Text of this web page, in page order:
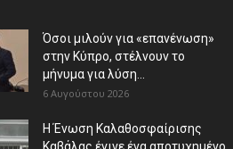
Όσοι μιλούν για «επανένωση»
στην Κύπρο, στέλνουν το
μήνυμα για λύση...
6 Αυγούστου 2026
Η Ένωση Καλαθοσφαίρισης